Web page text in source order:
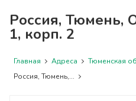
Россия, Тюмень,
1, корп. 2
Главная Адреса Тюменская
Россия, Тюмень,...